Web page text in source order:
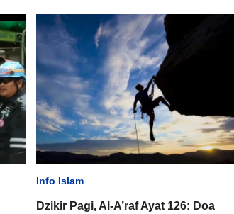
Info Islam
Dzikir Pagi, Al-A’raf Ayat 126: Doa